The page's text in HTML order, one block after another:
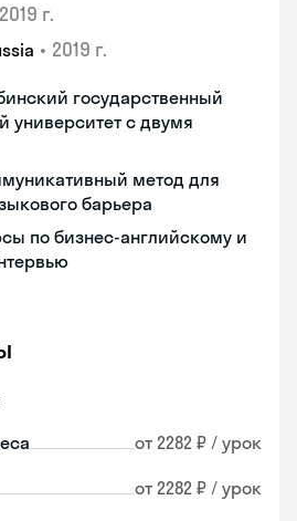
2019 г.
• 2019 г.
государственный
университет с двумя
метод для
барьера
по бизнес-английскому и
от 2282 ₽ / урок
от 2282 ₽ / урок